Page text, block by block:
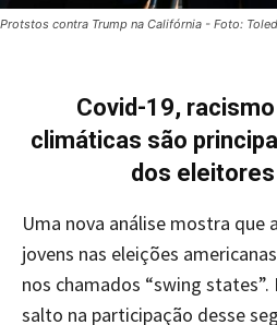
Protstos contra Trump na Califórnia - Foto:
Covid-19,
climáticas são
dos
Uma nova análise mostra que
jovens nas eleições
nos chamados “swing
salto na participação desse